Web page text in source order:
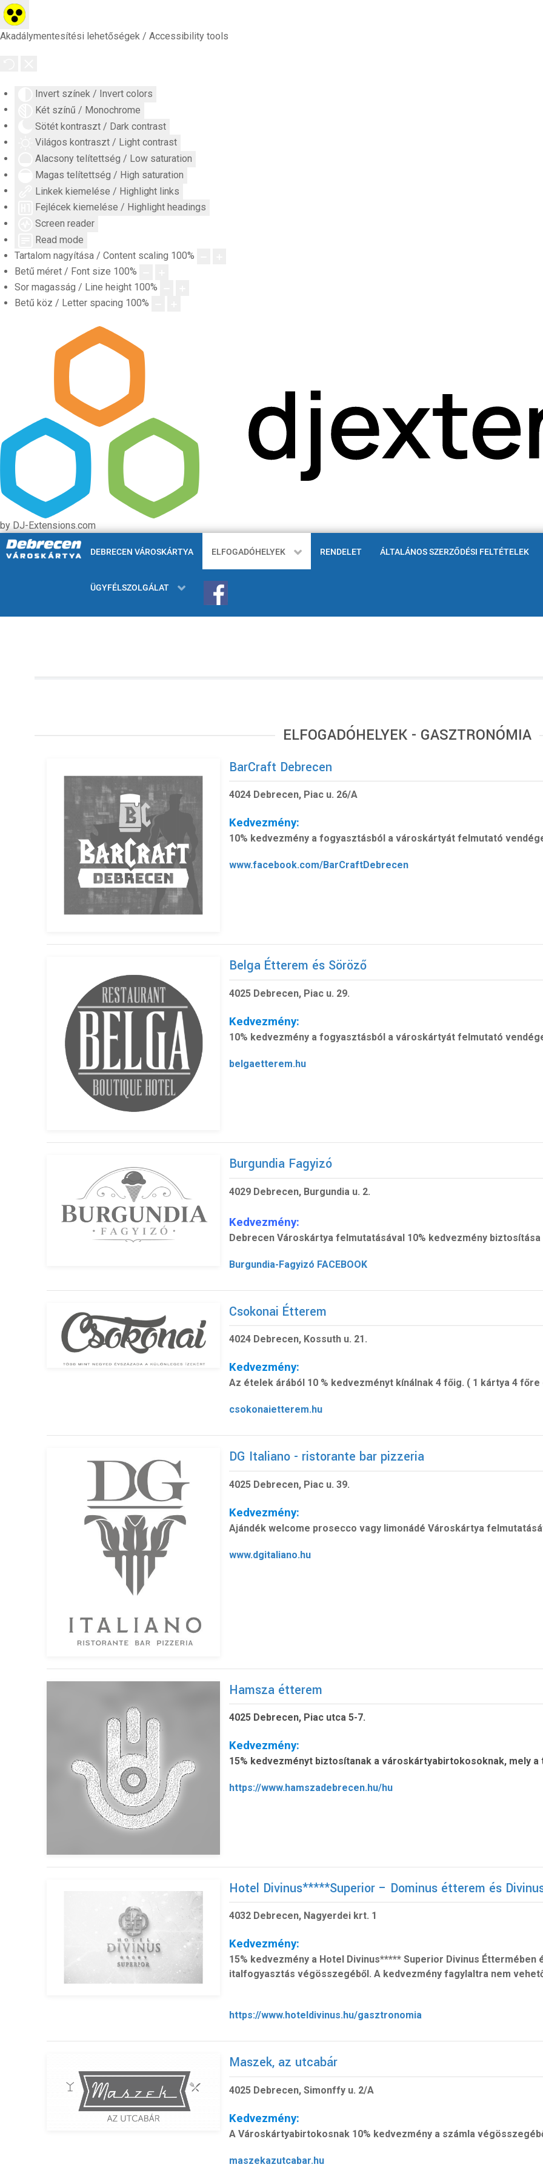
Akadálymentesítési lehetőségek / Accessibility tools
Invert színek / Invert colors
Két színű / Monochrome
Sötét kontraszt / Dark contrast
Világos kontraszt / Light contrast
Alacsony telítettség / Low saturation
Magas telítettség / High saturation
Linkek kiemelése / Highlight links
Fejlécek kiemelése / Highlight headings
Screen reader
Read mode
Tartalom nagyítása / Content scaling 100%
Betű méret / Font size 100%
Sor magasság / Line height 100%
Betű köz / Letter spacing 100%
by DJ-Extensions.com
DEBRECEN VÁROSKÁRTYA ELFOGADÓHELYEK RENDELET ÁLTALÁNOS SZERZŐDÉSI FELTÉTELEK
ÜGYFÉLSZOLGÁLAT
ELFOGADÓHELYEK - GASZTRONÓMIA
BarCraft Debrecen
4024 Debrecen, Piac u. 26/A
Kedvezmény:
10% kedvezmény a fogyasztásból a városkártyát felmutató
www.facebook.com/BarCraftDebrecen
Belga Étterem és Söröző
4025 Debrecen, Piac u. 29.
Kedvezmény:
10% kedvezmény a fogyasztásból a városkártyát felmutató
belgaetterem.hu
Burgundia Fagyizó
4029 Debrecen, Burgundia u. 2.
Kedvezmény:
Debrecen Városkártya felmutatásával 10% kedvezmény
Burgundia-Fagyizó FACEBOOK
Csokonai Étterem
4024 Debrecen, Kossuth u. 21.
Kedvezmény:
Az ételek árából 10 % kedvezményt kínálnak 4 főig. ( 1 kártya 4
csokonaietterem.hu
DG Italiano - ristorante bar pizzeria
4025 Debrecen, Piac u. 39.
Kedvezmény:
Ajándék welcome prosecco vagy limonádé Városkártya
www.dgitaliano.hu
Hamsza étterem
4025 Debrecen, Piac utca 5-7.
Kedvezmény:
15% kedvezményt biztosítanak a városkártyabirtokosoknak, mely
https://www.hamszadebrecen.hu/hu
Hotel Divinus*****Superior – Dominus étterem és
4032 Debrecen, Nagyerdei krt. 1
Kedvezmény:
15% kedvezmény a Hotel Divinus***** Superior Divinus
italfogyasztás végösszegéből. A kedvezmény fagylaltra nem
https://www.hoteldivinus.hu/gasztronomia
Maszek, az utcabár
4025 Debrecen, Simonffy u. 2/A
Kedvezmény:
A Városkártyabirtokosnak 10% kedvezmény a számla
maszekazutcabar.hu